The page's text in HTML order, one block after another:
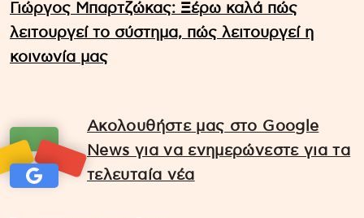
Γιώργος Μπαρτζώκας: Ξέρω καλά πώς
λειτουργεί το σύστημα, πώς λειτουργεί η
κοινωνία μας
Ακολουθήστε μας στο Google
News για να ενημερώνεστε για τα
τελευταία νέα